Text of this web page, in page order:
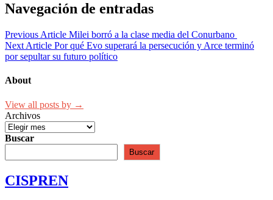
Navegación de entradas
Previous Article Milei borró a la clase media del Conurbano
Next Article Por qué Evo superará la persecución y Arce terminó
por sepultar su futuro político
About
View all posts by →
Archivos
Buscar
Buscar
CISPREN